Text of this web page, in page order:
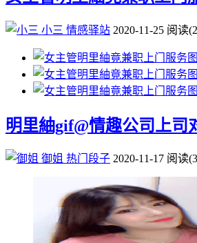
小三 情感驿站 2020-11-25 阅读
明里紬gif@情趣公司上司
御姐 热门段子 2020-11-17 阅读